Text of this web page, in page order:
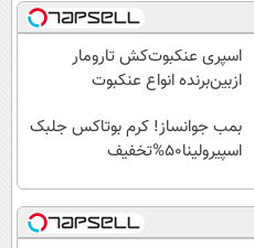
اسپری عنکبوت‌‌کش تارومار
ازبین‌برنده انواع عنکبوت
بمب جوانساز! کرم بوتاکس جلبک
اسپیرولینا50%تخفیف